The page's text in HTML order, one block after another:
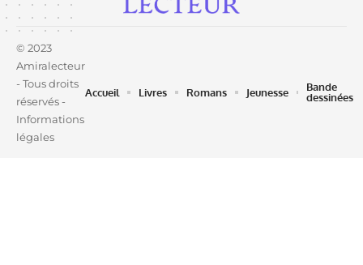
© 2023
Amiralecteur
- Tous droits
réservés -
Informations
légales
Accueil Livres Romans Jeunesse
Bande
dessinées